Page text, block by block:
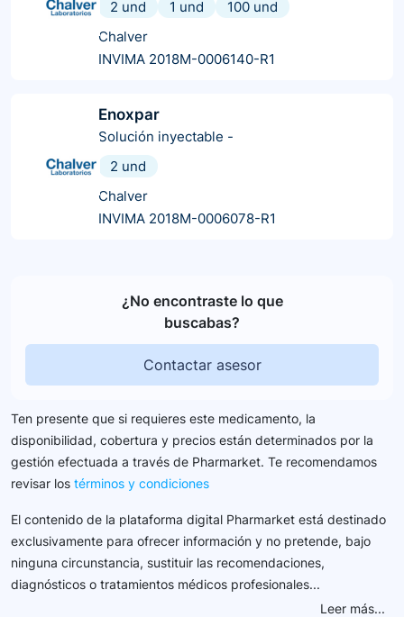
2 und
1 und
100 und
Chalver
INVIMA 2018M-0006140-R1
Enoxpar
Solución inyectable -
2 und
Chalver
INVIMA 2018M-0006078-R1
¿No encontraste lo que
buscabas?
Contactar asesor
Ten presente que si requieres este medicamento, la
disponibilidad, cobertura y precios están determinados por la
gestión efectuada a través de Pharmarket. Te recomendamos
revisar los términos y condiciones
El contenido de la plataforma digital Pharmarket está destinado
exclusivamente para ofrecer información y no pretende, bajo
ninguna circunstancia, sustituir las recomendaciones,
diagnósticos o tratamientos médicos profesionales...
Leer más...